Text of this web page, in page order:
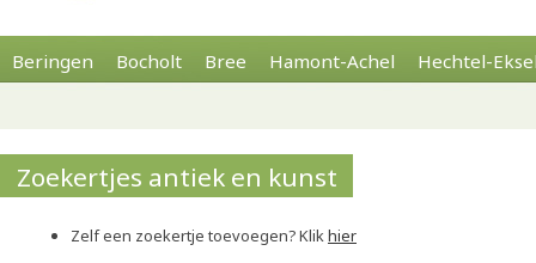
Beringen Bocholt Bree Hamont-Achel Hechtel-
Zoekertjes antiek en kunst
Zelf een zoekertje toevoegen? Klikhier